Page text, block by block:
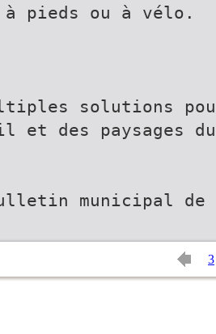
à pieds ou à vélo.
solutions
et des paysages
municipal de
3